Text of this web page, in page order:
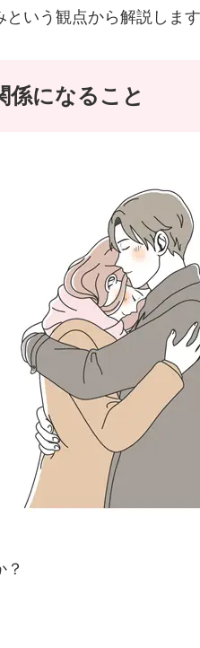
いう観点から解説します
係になること